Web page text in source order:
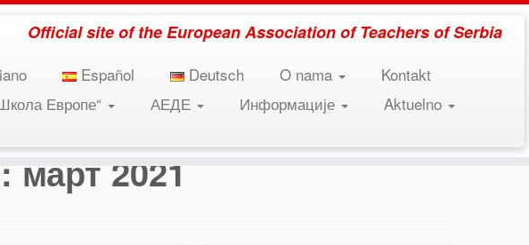
Official site of the European Association of Teachers of Serbia
Español Deutsch O nama
Kontakt
Европе“ АЕДЕ Информације
Aktuelno
март 2021